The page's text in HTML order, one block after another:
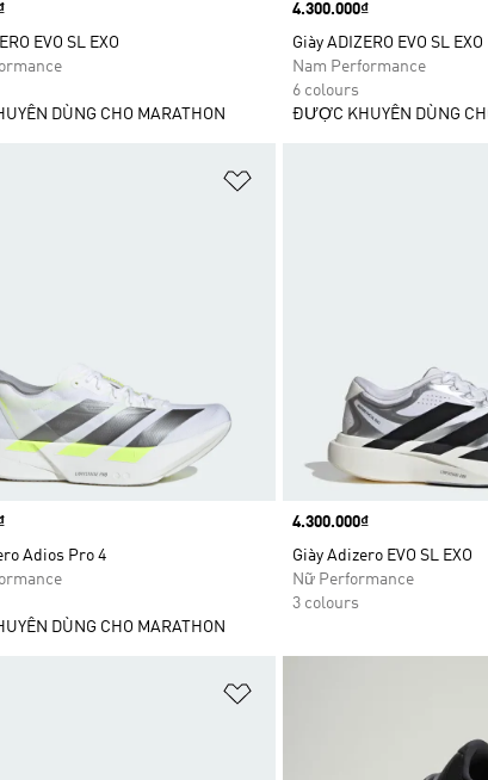
EVO SL EXO
DÙNG CHO MARATHON
Price
4.300.000₫
Giày ADIZERO EVO SL EXO
Nam Performance
6 colours
ĐƯỢC KHUYÊN DÙNG
Adios Pro 4
DÙNG CHO MARATHON
Price
4.300.000₫
Giày Adizero EVO SL EXO
Nữ Performance
3 colours